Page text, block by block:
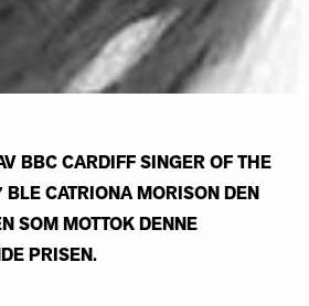
BBC CARDIFF SINGER OF THE
CATRIONA MORISON DEN
SOM MOTTOK DENNE
PRISEN.